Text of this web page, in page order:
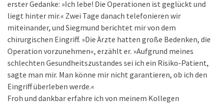
erster Gedanke: »Ich lebe! Die Operationen ist geglückt und
liegt hinter mir.« Zwei Tage danach telefonieren wir
miteinander, und Siegmund berichtet mir von dem
chirurgischen Eingriff. »Die Ärzte hatten große Bedenken, die
Operation vorzunehmen«, erzählt er. »Aufgrund meines
schlechten Gesundheitszustandes sei ich ein Risiko-Patient,
sagte man mir. Man könne mir nicht garantieren, ob ich den
Eingriff überleben werde.«
Froh und dankbar erfahre ich von meinem Kollegen